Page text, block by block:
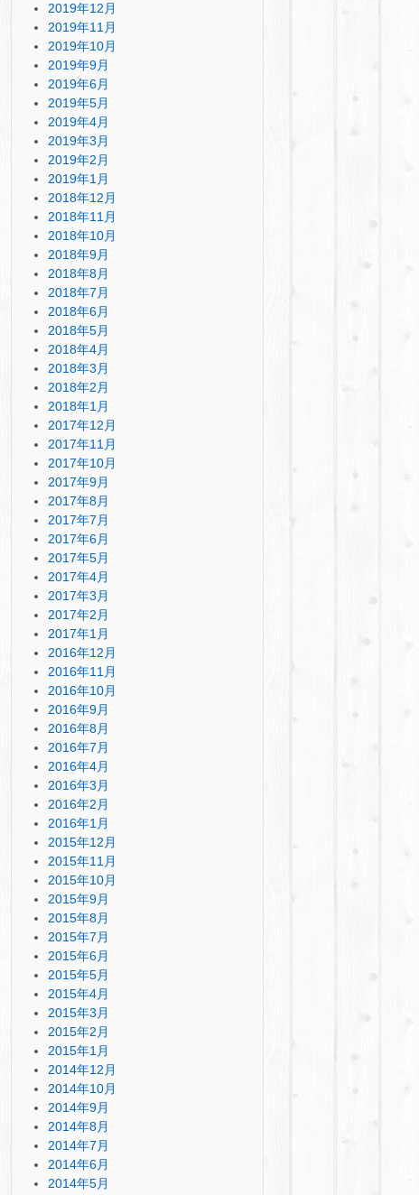
2019年12月
2019年11月
2019年10月
2019年9月
2019年6月
2019年5月
2019年4月
2019年3月
2019年2月
2019年1月
2018年12月
2018年11月
2018年10月
2018年9月
2018年8月
2018年7月
2018年6月
2018年5月
2018年4月
2018年3月
2018年2月
2018年1月
2017年12月
2017年11月
2017年10月
2017年9月
2017年8月
2017年7月
2017年6月
2017年5月
2017年4月
2017年3月
2017年2月
2017年1月
2016年12月
2016年11月
2016年10月
2016年9月
2016年8月
2016年7月
2016年4月
2016年3月
2016年2月
2016年1月
2015年12月
2015年11月
2015年10月
2015年9月
2015年8月
2015年7月
2015年6月
2015年5月
2015年4月
2015年3月
2015年2月
2015年1月
2014年12月
2014年10月
2014年9月
2014年8月
2014年7月
2014年6月
2014年5月